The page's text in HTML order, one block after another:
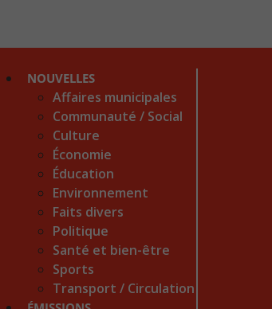
NOUVELLES
Affaires municipales
Communauté / Social
Culture
Économie
Éducation
Environnement
Faits divers
Politique
Santé et bien-être
Sports
Transport / Circulation